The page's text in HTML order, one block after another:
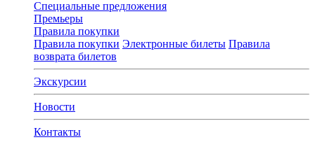
Специальные предложения
Премьеры
Правила покупки
Правила покупки Электронные билеты Правила
возврата билетов
Экскурсии
Новости
Контакты